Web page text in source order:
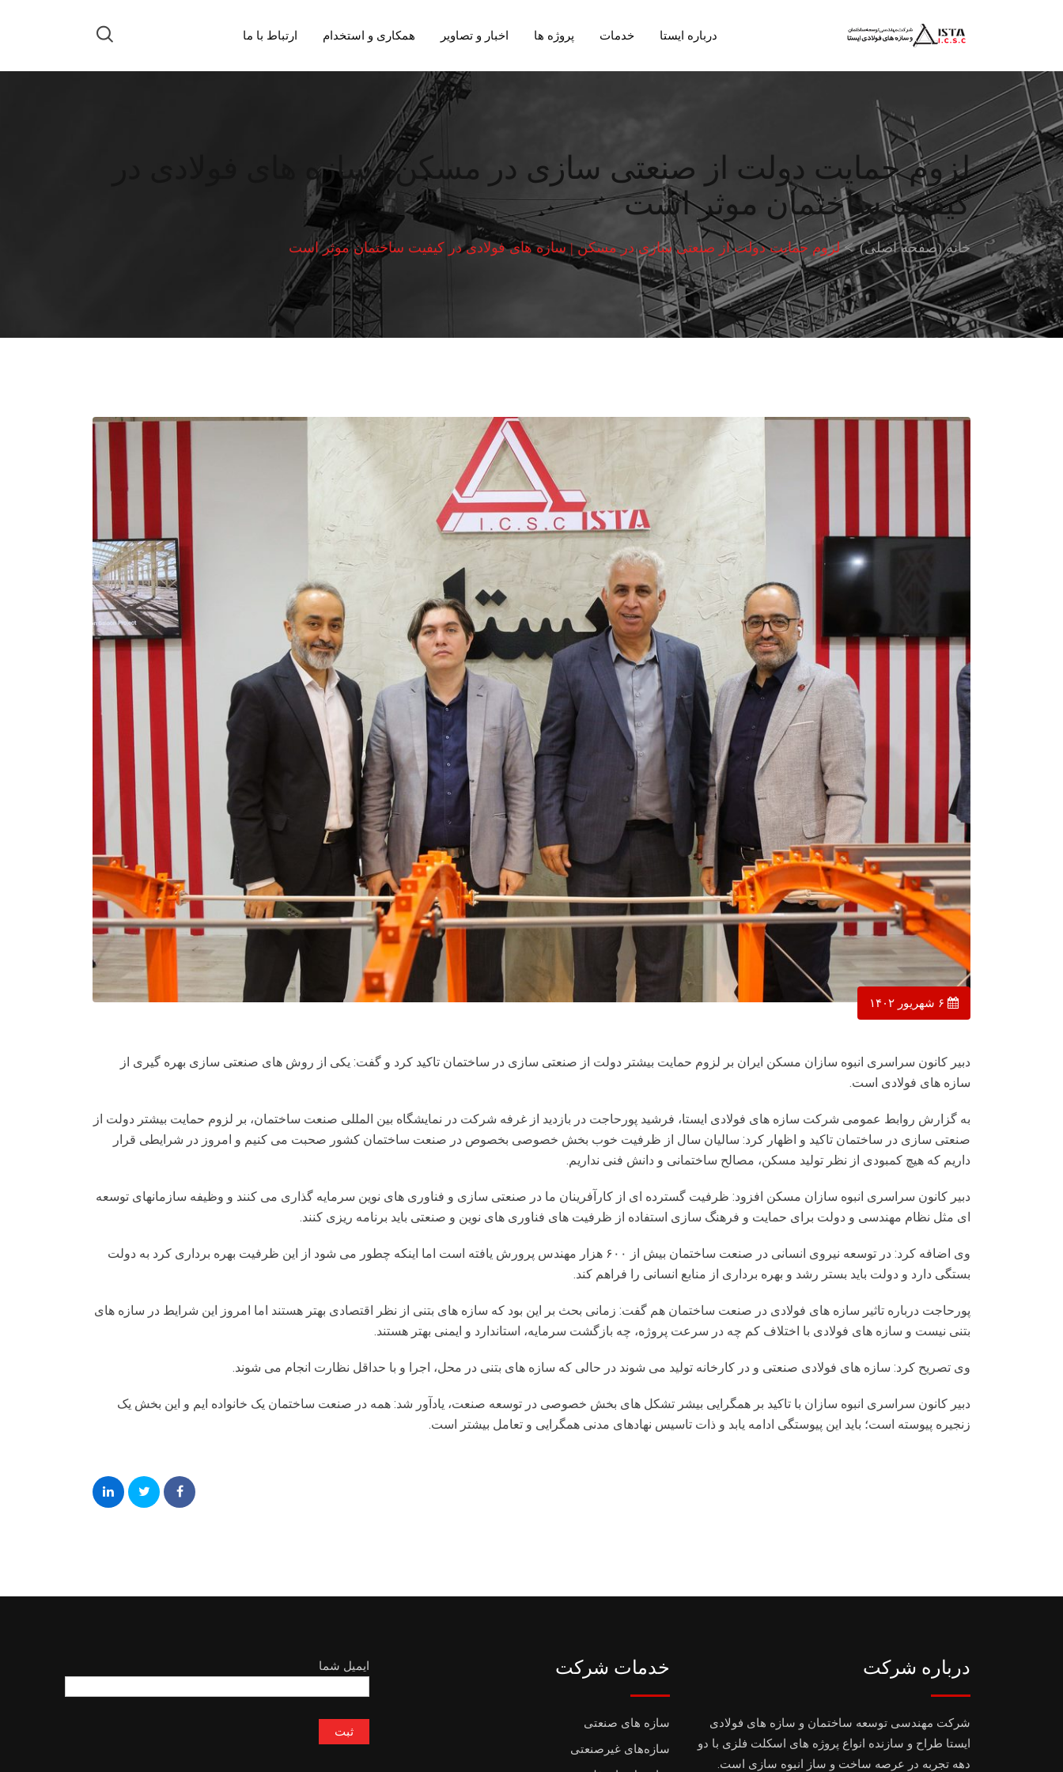
درباره ایستا خدمات پروژه ها اخبار و تصاویر همکاری و استخدام ارتباط با ما
لزوم حمایت دولت از صنعتی سازی در مسکن | سازه های فولادی در
کیفیت ساختمان موثر است
خانه (صفحه اصلی) لزوم حمایت دولت از صنعتی سازی در مسکن | سازه های فولادی در کیفیت ساختمان موثر است
دبیر کانون سراسری انبوه سازان مسکن ایران بر لزوم حمایت بیشتر دولت از صنعتی سازی در ساختمان تاکید کرد و گفت: یکی از روش های صنعتی سازی بهره گیری از
سازه های فولادی است.
به گزارش روابط عمومی شرکت سازه های فولادی ایستا، فرشید پورحاجت در بازدید از غرفه شرکت در نمایشگاه بین المللی صنعت ساختمان، بر لزوم حمایت بیشتر دولت از
صنعتی سازی در ساختمان تاکید و اظهار کرد: سالیان سال از ظرفیت خوب بخش خصوصی بخصوص در صنعت ساختمان کشور صحبت می کنیم و امروز در شرایطی قرار
داریم که هیچ کمبودی از نظر تولید مسکن، مصالح ساختمانی و دانش فنی نداریم.
دبیر کانون سراسری انبوه سازان مسکن افزود: ظرفیت گسترده ای از کارآفرینان ما در صنعتی سازی و فناوری های نوین سرمایه گذاری می کنند و وظیفه سازمانهای توسعه
ای مثل نظام مهندسی و دولت برای حمایت و فرهنگ سازی استفاده از ظرفیت های فناوری های نوین و صنعتی باید برنامه ریزی کنند.
وی اضافه کرد: در توسعه نیروی انسانی در صنعت ساختمان بیش از ۶۰۰ هزار مهندس پرورش یافته است اما اینکه چطور می شود از این ظرفیت بهره برداری کرد به دولت
بستگی دارد و دولت باید بستر رشد و بهره برداری از منابع انسانی را فراهم کند.
پورحاجت درباره تاثیر سازه های فولادی در صنعت ساختمان هم گفت: زمانی بحث بر این بود که سازه های بتنی از نظر اقتصادی بهتر هستند اما امروز این شرایط در سازه های
بتنی نیست و سازه های فولادی با اختلاف کم چه در سرعت پروژه، چه بازگشت سرمایه، استاندارد و ایمنی بهتر هستند.
وی تصریح کرد: سازه های فولادی صنعتی و در کارخانه تولید می شوند در حالی که سازه های بتنی در محل، اجرا و با حداقل نظارت انجام می شوند.
دبیر کانون سراسری انبوه سازان با تاکید بر همگرایی بیشر تشکل های بخش خصوصی در توسعه صنعت، یادآور شد: همه در صنعت ساختمان یک خانواده ایم و این بخش یک
زنجیره پیوسته است؛ باید این پیوستگی ادامه یابد و ذات تاسیس نهادهای مدنی همگرایی و تعامل بیشتر است.
درباره شرکت
شرکت مهندسی توسعه ساختمان و سازه های فولادی
ایستا طراح و سازنده انواع پروژه های اسکلت فلزی با دو
دهه تجربه در عرصه ساخت و ساز انبوه سازی است.
خدمات شرکت
سازه های صنعتی
سازه‌های غیرصنعتی
ایمیل شما